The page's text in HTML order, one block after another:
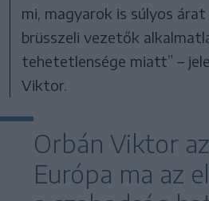
mi, magyarok is súlyos
brüsszeli vezetők
tehetetlensége miatt” –
Viktor.
Orbán Viktor
Európa ma az